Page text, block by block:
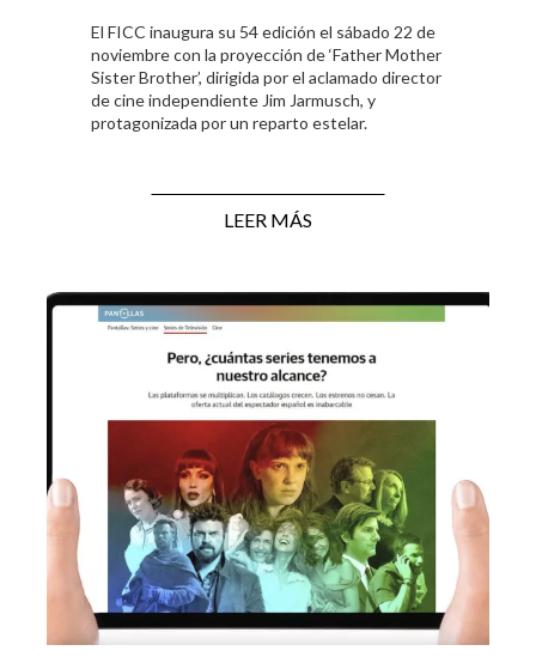
El FICC inaugura su 54 edición el sábado 22 de
noviembre con la proyección de ‘Father Mother
Sister Brother’, dirigida por el aclamado director
de cine independiente Jim Jarmusch, y
protagonizada por un reparto estelar.
LEER MÁS